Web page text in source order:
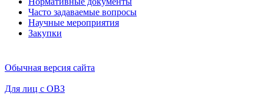
Часто задаваемые вопросы
Научные мероприятия
Закупки
Обычная версия сайта
Для лиц с ОВЗ